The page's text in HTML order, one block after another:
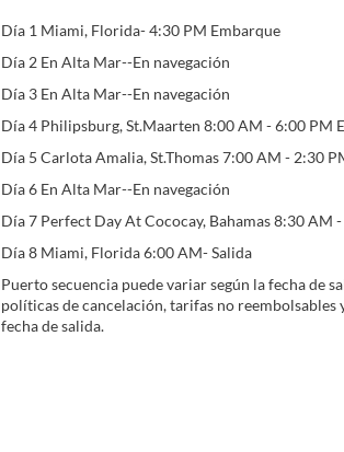
Día 1 Miami, Florida- 4:30 PM Embarque
Día 2 En Alta Mar--En navegación
Día 3 En Alta Mar--En navegación
Día 4 Philipsburg, St.Maarten 8:00 AM - 6:00 PM
Día 5 Carlota Amalia, St.Thomas 7:00 AM - 2:30
Día 6 En Alta Mar--En navegación
Día 7 Perfect Day At Cococay, Bahamas 8:30 AM
Día 8 Miami, Florida 6:00 AM- Salida
Puerto secuencia puede variar según la fecha de
políticas de cancelación, tarifas no reembolsables
fecha de salida.